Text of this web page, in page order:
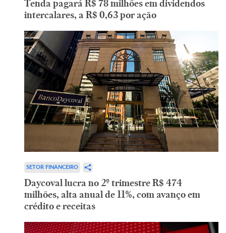
Tenda pagará R$ 78 milhões em dividendos
intercalares, a R$ 0,63 por ação
SETOR FINANCEIRO
Daycoval lucra no 2º trimestre R$ 474
milhões, alta anual de 11%, com avanço em
crédito e receitas